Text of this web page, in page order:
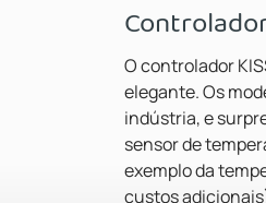
O controlador
elegante. Os
indústria, e
sensor de
exemplo da
custos